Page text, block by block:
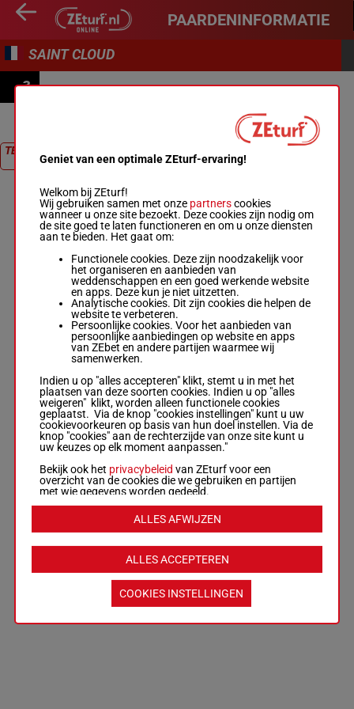
PAARDENINFORMATIE
SAINT CLOUD
3
PRIX DE L'HÔTEL DES MÉTIERS D'ARTS
TERUG NAAR
RACEGeniet van een optimale ZEturf-ervaring!
Welkom bij ZEturf!
Wij gebruiken samen met onze partnerscookies
wanneer u onze site bezoekt. Deze cookies zijn nodig om
de site goed te laten functioneren en om u onze diensten
aan te bieden. Het gaat om:
Functionele cookies. Deze zijn noodzakelijk voor
het organiseren en aanbieden van
weddenschappen en een goed werkende website
en apps. Deze kun je niet uitzetten.
Analytische cookies. Dit zijn cookies die helpen de
website te verbeteren.
Persoonlijke cookies. Voor het aanbieden van
persoonlijke aanbiedingen op website en apps
van ZEbet en andere partijen waarmee wij
samenwerken.
Indien u op "alles accepteren" klikt, stemt u in met het
plaatsen van deze soorten cookies. Indien u op "alles
weigeren" klikt, worden alleen functionele cookies
geplaatst. Via de knop "cookies instellingen" kunt u uw
cookievoorkeuren op basis van hun doel instellen. Via de
knop "cookies" aan de rechterzijde van onze site kunt u
uw keuzes op elk moment aanpassen."
Bekijk ook het privacybeleid van ZEturf voor een
overzicht van de cookies die we gebruiken en partijen
met wie gegevens worden gedeeld.
ALLES ACCEPTEREN
ALLES AFWIJZEN
COOKIES INSTELLINGEN